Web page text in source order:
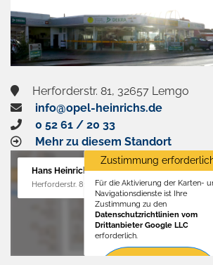
Herforderstr. 81, 32657 Lemgo
info@opel-heinrichs.de
0 52 61 / 20 33
Mehr zu diesem Standort
Hans Heinrichs GmbH
Herforderstr. 81, 32657 Lemgo
Zustimmung
Für die Aktivierung der Karten-
Navigationsdienste ist Ihre
Zustimmung zu den
Datenschutzrichtlinien vom
Drittanbieter Google LLC
erforderlich.